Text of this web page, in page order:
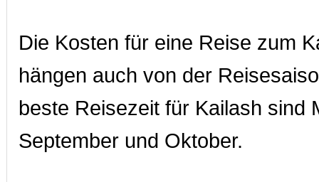
Die Kosten für eine Reise zum
hängen auch von der
beste Reisezeit für Kailash sind
September und Oktober.